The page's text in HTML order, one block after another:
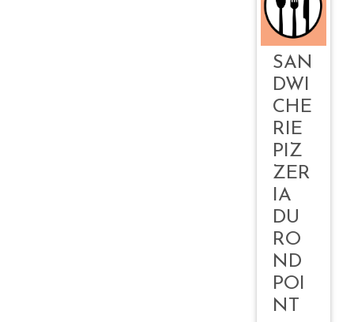
SAN
DWI
CHE
RIE
PIZ
ZER
IA
DU
RO
ND
POI
NT